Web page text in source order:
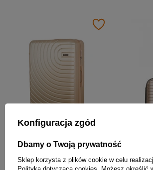
Konfiguracja zgód
Dbamy o Twoją prywatność
Sklep korzysta z plików cookie w celu